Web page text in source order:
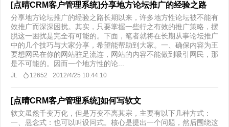
[点晴CRM客户管理系统]分享地方论坛推广的经验之路
分享地方论坛推广的经验之路长期以来，许多地方性论坛被不能有
效推广而深深困扰。其实，只要掌握一些行之有效的推广策略，摆
脱这一困扰是完全有可能的。下面，笔者就将在长期从事论坛推广
中的几个技巧与大家分享，希望能帮助到大家。一、确保内容为王
要想网民在你的网站驻足流连，网站的内容不能做到吸引网民，那
是不可能的。因而一个地方性的论...
JL 12652 2012/4/25 10:44:10
[点晴CRM客户管理系统]如何写软文
软文虽然千变万化，但是万变不离其宗，主要有以下几种方式：
一、悬念式：也可以叫设问式。核心是提出一个问题，然后围绕这